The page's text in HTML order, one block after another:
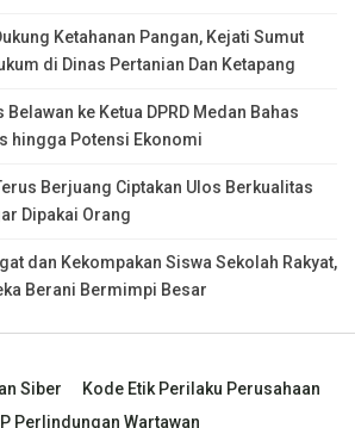
Ketahanan Pangan, Kejati Sumut
di Dinas Pertanian Dan Ketapang
ke Ketua DPRD Medan Bahas
hingga Potensi Ekonomi
Berjuang Ciptakan Ulos Berkualitas
Dipakai Orang
dan Kekompakan Siswa Sekolah Rakyat,
Berani Bermimpi Besar
Siber
Kode Etik Perilaku Perusahaan
Perlindungan Wartawan